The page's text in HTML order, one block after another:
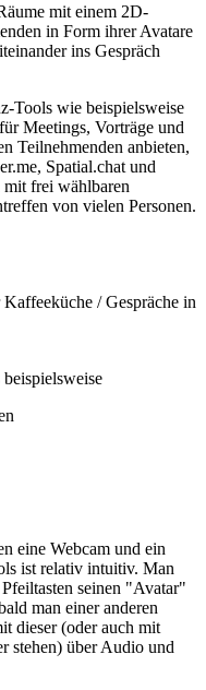
mit einem 2D-
in Form ihrer Avatare
ins Gespräch
Tools wie beispielsweise
Meetings, Vorträge und
Teilnehmenden anbieten,
Spatial.chat und
mit frei wählbaren
von vielen Personen.
Kaffeeküche / Gespräche in
eine Webcam und ein
ist relativ intuitiv. Man
seinen "Avatar"
man einer anderen
dieser (oder auch mit
stehen) über Audio und